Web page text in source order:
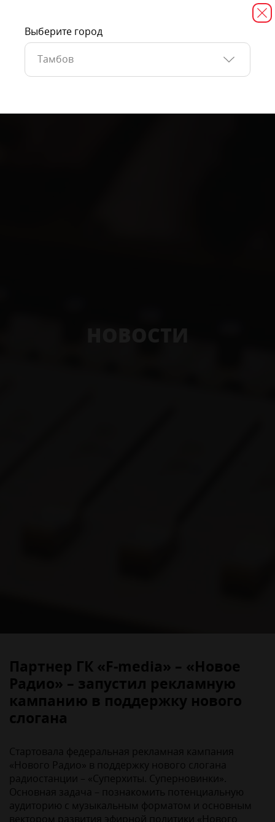
Партнер ГК «F-media» – «Новое
Радио» – запустил рекламную
кампанию в поддержку нового
слогана
Стартовала федеральная рекламная кампания
«Нового Радио» в поддержку нового слогана
радиостанции – «Суперхиты. Суперновинки».
Основная задача – познакомить потенциальную
аудиторию с музыкальным форматом и основным
вектором развития эфирной политики «Нового
Выберите город
Тамбов